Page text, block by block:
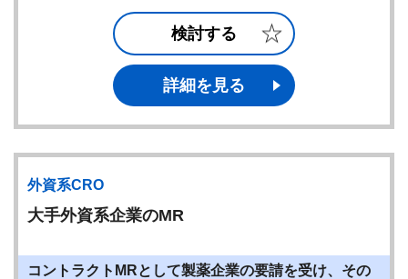
検討する
詳細を見る
外資系CRO
大手外資系企業のMR
コントラクトMRとして製薬企業の要請を受け、その